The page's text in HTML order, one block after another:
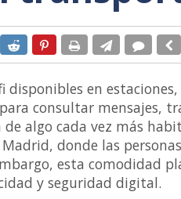
disponibles en
consultar mensajes,
algo cada vez más
donde las
esta comodidad
y seguridad digital.